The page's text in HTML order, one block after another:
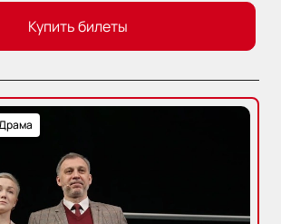
Купить билеты